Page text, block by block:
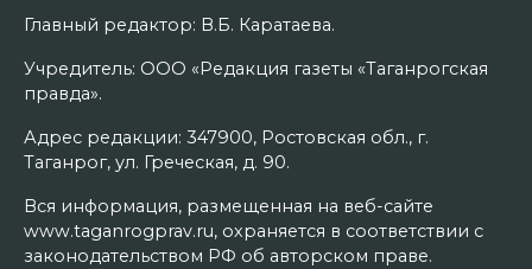
Главный редактор: В.Б. Каратаева.
Учредитель: ООО «Редакция газеты «Таганрогская
правда».
Адрес редакции: 347900, Ростовская обл., г.
Таганрог, ул. Греческая, д. 90.
Вся информация, размещенная на веб-сайте
www.taganrogprav.ru, охраняется в соответствии с
законодательством РФ об авторском праве.